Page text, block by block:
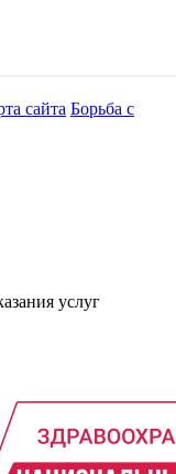
сайта Борьба с
услуг